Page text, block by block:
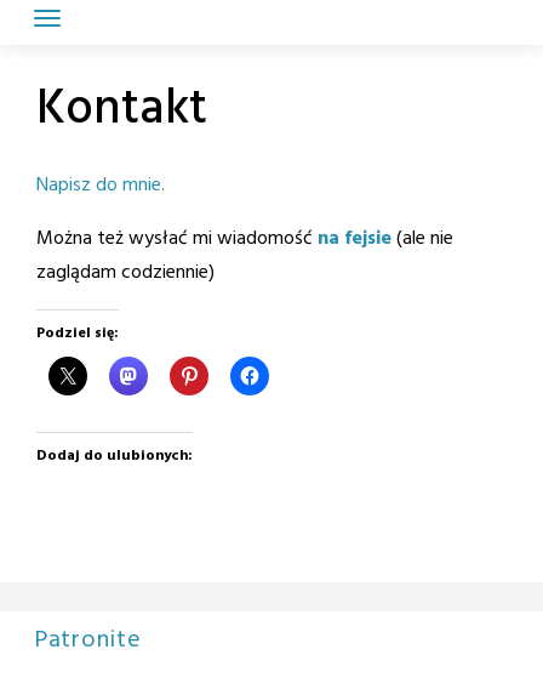
Kontakt
Napisz do mnie.
Można też wysłać mi wiadomość na fejsie(ale nie
zaglądam codziennie)
Podziel się:
Dodaj do ulubionych:
Patronite